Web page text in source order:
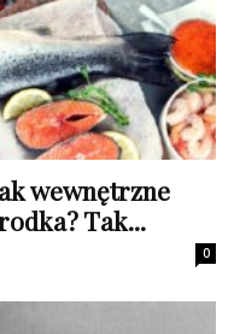
wewnętrzne
Tak...
0